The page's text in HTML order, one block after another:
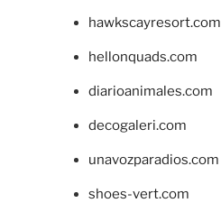
hawkscayresort.com
hellonquads.com
diarioanimales.com
decogaleri.com
unavozparadios.com
shoes-vert.com